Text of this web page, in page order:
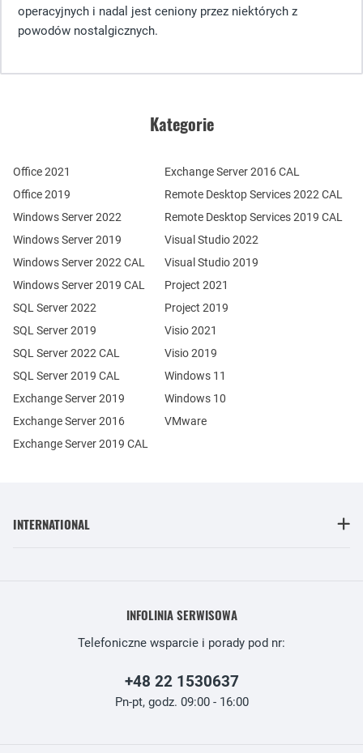
operacyjnych i nadal jest ceniony przez niektórych z
powodów nostalgicznych.
Kategorie
Office 2021
Office 2019
Windows Server 2022
Windows Server 2019
Exchange Server 2019
Exchange Server 2016
SQL Server 2022
SQL Server 2019
Windows Server 2022 CAL
Windows Server 2019 CAL
SQL Server 2022 CAL
SQL Server 2019 CAL
Remote Desktop Services 2022 CAL
Remote Desktop Services 2019 CAL
Exchange Server 2019 CAL
Exchange Server 2016 CAL
Visual Studio 2022
Visual Studio 2019
Project 2021
Project 2019
Visio 2021
Visio 2019
Windows 11
Windows 10
VMware
INTERNATIONAL
INFOLINIA SERWISOWA
Telefoniczne wsparcie i porady pod nr:
+48 22 1530637
Pn-pt, godz. 09:00 - 16:00